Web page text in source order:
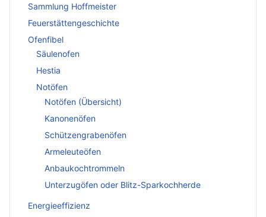
Sammlung Hoffmeister
Feuerstättengeschichte
Ofenfibel
Säulenofen
Hestia
Notöfen
Notöfen (Übersicht)
Kanonenöfen
Schützengrabenöfen
Armeleuteöfen
Anbaukochtrommeln
Unterzugöfen oder Blitz-Sparkochherde
Energieeffizienz